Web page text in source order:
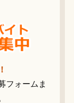
フォームま